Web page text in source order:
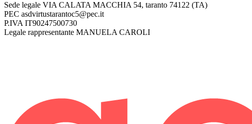
Sede legale VIA CALATA MACCHIA 54, taranto 74122 (TA)
PEC asdvirtustarantoc5@pec.it
P.IVA IT90247500730
Legale rappresentante MANUELA CAROLI